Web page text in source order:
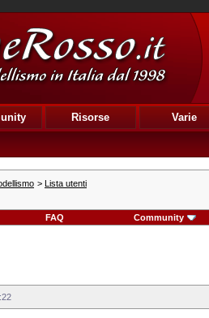
Risorse Varie
> Lista utenti
FAQ Community